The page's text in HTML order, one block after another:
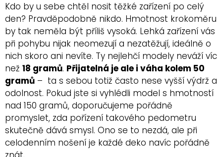
Kdo by u sebe chtěl nosit těžké zařízení po celý
den? Pravděpodobně nikdo. Hmotnost krokoměru
by tak neměla být příliš vysoká. Lehká zařízení vás
při pohybu nijak neomezují a nezatěžují, ideálně o
nich skoro ani nevíte. Ty nejlehčí modely neváží víc
než 18 gramů. Přijatelná je ale i váha kolem 50
gramů – ta s sebou totiž často nese vyšší výdrž a
odolnost. Pokud jste si vyhlédli model s hmotností
nad 150 gramů, doporučujeme pořádně
promyslet, zda pořízení takového pedometru
skutečně dává smysl. Ono se to nezdá, ale při
celodenním nošení je každé deko navíc pořádně